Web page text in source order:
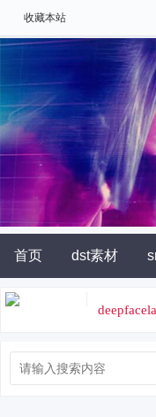
收藏本站
首页 dst素材
AI角色扮演